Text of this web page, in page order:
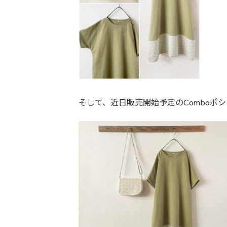
そして、近日販売開始予定のComboポ